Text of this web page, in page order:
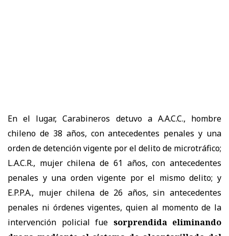
En el lugar, Carabineros detuvo a A.A.C.C., hombre
chileno de 38 años, con antecedentes penales y una
orden de detención vigente por el delito de microtráfico;
L.A.C.R., mujer chilena de 61 años, con antecedentes
penales y una orden vigente por el mismo delito; y
E.P.P.A., mujer chilena de 26 años, sin antecedentes
penales ni órdenes vigentes, quien al momento de la
intervención policial fue sorprendida eliminando